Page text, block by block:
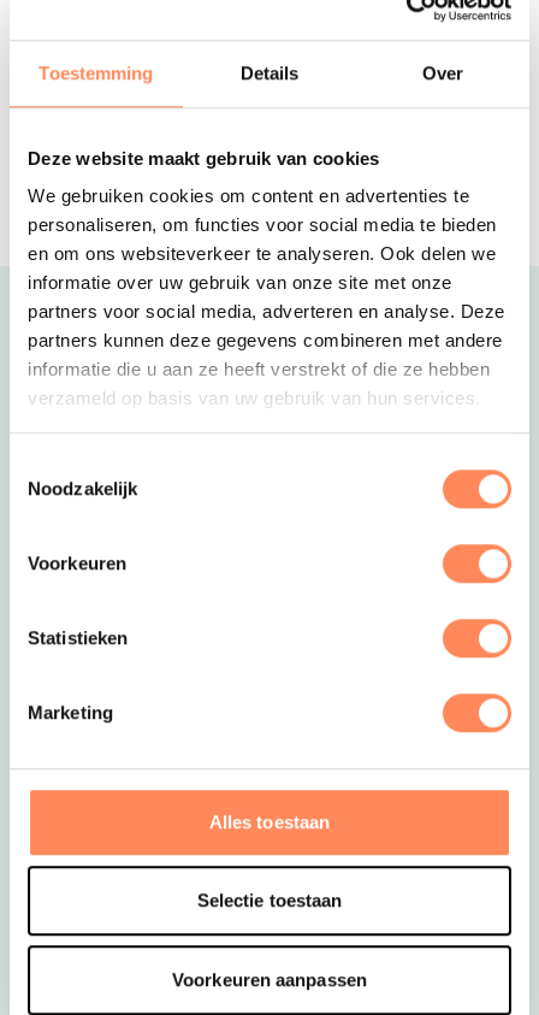
Toestemming Details Over
Deze website maakt gebruik van cookies
We gebruiken cookies om content en advertenties te
personaliseren, om functies voor social media te bieden
en om ons websiteverkeer te analyseren. Ook delen we
informatie over uw gebruik van onze site met onze
partners voor social media, adverteren en analyse. Deze
partners kunnen deze gegevens combineren met andere
informatie die u aan ze heeft verstrekt of die ze hebben
verzameld op basis van uw gebruik van hun services.
Noodzakelijk
Voorkeuren
Statistieken
Marketing
Alles toestaan
Selectie toestaan
Voorkeuren aanpassen
Kids hotel met prachtige familiekamers
ligt dit vakantiepark met het grootste
Reserveer
Uitgelicht
eindeloos in de natuur, bouwen ze hutten, spetteren ze
avontuur. Een paradijs voor jonge ontdekkers én een
plek waar ouders helemaal tot rust komen.
Bekijk Huttopia de Roos